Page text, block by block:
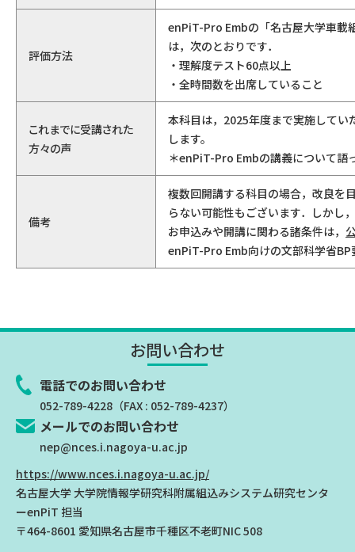
評価方法
enPiT-Pro Embの「名古屋大学車載
は，次のとおりです．
・理解度テスト60点以上
・全時間数を出席していること
これまでに受講された
方々の声
本科目は，2025年度まで実施して
します。
＊enPiT-Pro Embの講義について語
備考
複数回開講する科目の場合，改良を
らない可能性もございます．しかし
お申込みや開講に関わる諸条件は，
enPiT-Pro Emb向けの文部科学省
お問い合わせ
電話でのお問い合わせ
052-789-4228 （FAX : 052-789-4237）
メールでのお問い合わせ
nep@nces.i.nagoya-u.ac.jp
https://www.nces.i.nagoya-u.ac.jp/
名古屋大学 大学院情報学研究科附属組込みシステム研究センタ
ーenPiT 担当
〒464-8601 愛知県名古屋市千種区不老町NIC 508